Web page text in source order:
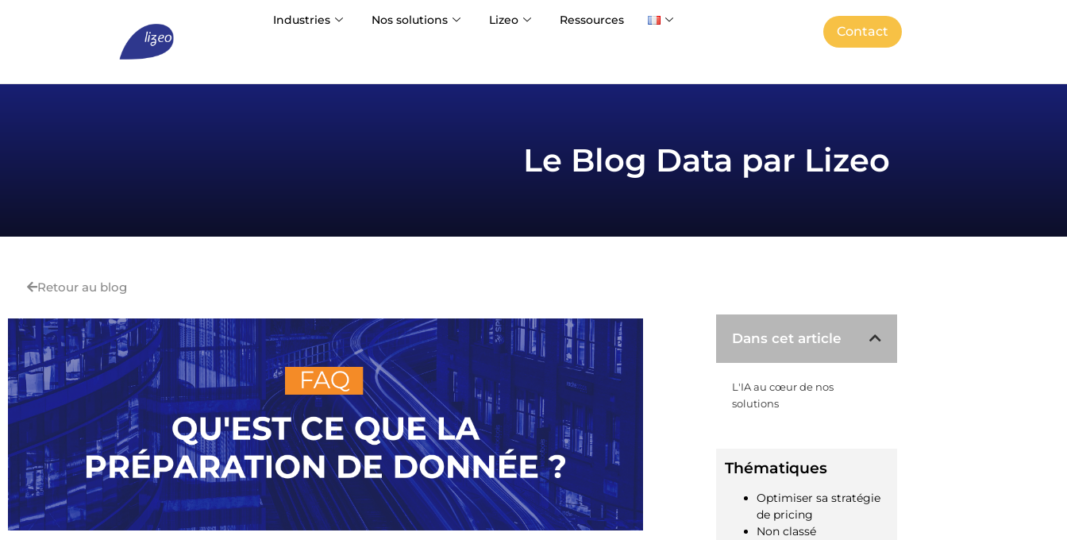
Industries Nos solutions Lizeo Ressources
Contact
Le Blog Data par Lizeo
Retour au blog
Dans cet article
L'IA au cœur de nos
solutions
Thématiques
Optimiser sa stratégie
de pricing
Non classé